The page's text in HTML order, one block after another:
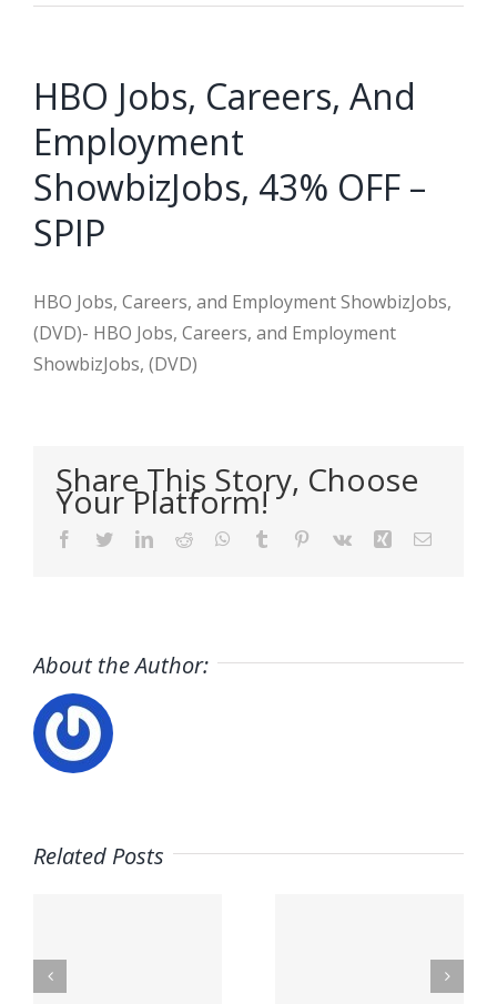
HBO Jobs, Careers, And
Employment
ShowbizJobs, 43% OFF –
SPIP
HBO Jobs, Careers, and Employment ShowbizJobs,
(DVD)- HBO Jobs, Careers, and Employment
ShowbizJobs, (DVD)
Share This Story, Choose
Your Platform!
Facebook
TwitterLinkedIn
Reddit WhatsApp
Tumblr Pinterest
Vk Xing Email
About the Author:
Related Posts
EMBL